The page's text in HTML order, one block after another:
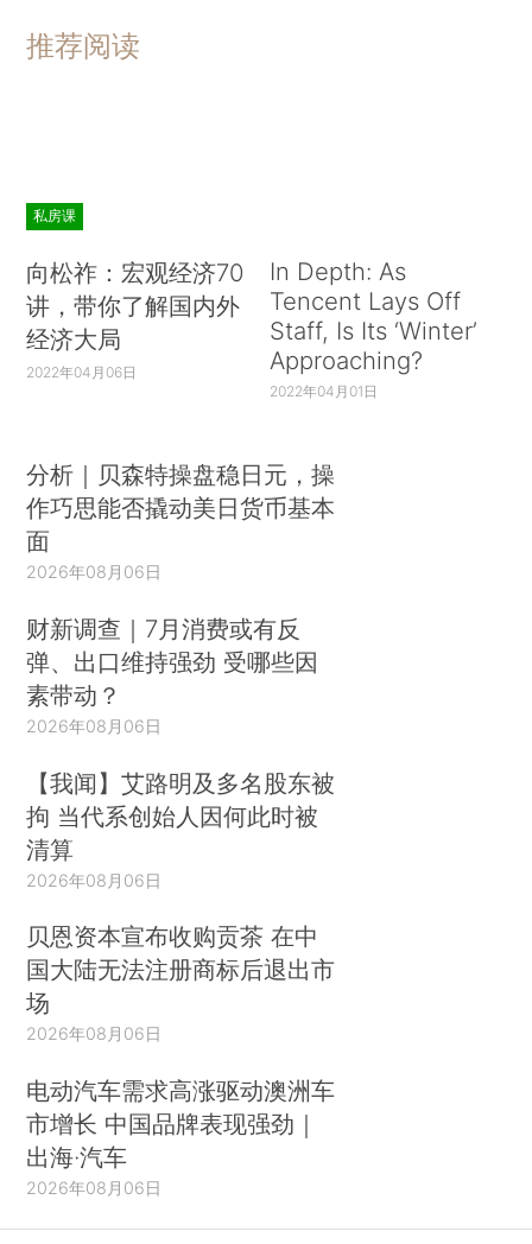
推荐阅读
私房课
向松祚：宏观经济70
讲，带你了解国内外
经济大局
2022年04月06日
In Depth: As
Tencent Lays Off
Staff, Is Its ‘Winter’
Approaching?
2022年04月01日
分析｜贝森特操盘稳日元，操
作巧思能否撬动美日货币基本
面
2026年08月06日
财新调查｜7月消费或有反
弹、出口维持强劲 受哪些因
素带动？
2026年08月06日
【我闻】艾路明及多名股东被
拘 当代系创始人因何此时被
清算
2026年08月06日
贝恩资本宣布收购贡茶 在中
国大陆无法注册商标后退出市
场
2026年08月06日
电动汽车需求高涨驱动澳洲车
市增长 中国品牌表现强劲｜
出海·汽车
2026年08月06日